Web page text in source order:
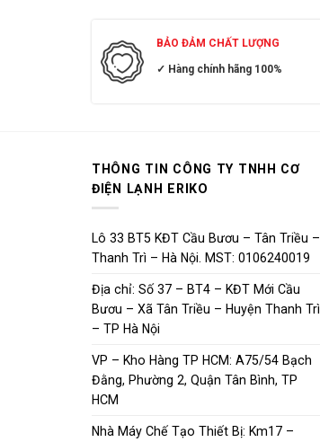
BẢO ĐẢM CHẤT LƯỢNG
✓ Hàng chính hãng 100%
THÔNG TIN CÔNG TY TNHH CƠ
ĐIỆN LẠNH ERIKO
Lô 33 BT5 KĐT Cầu Bươu – Tân Triều –
Thanh Trì – Hà Nội. MST: 0106240019
Địa chỉ: Số 37 – BT4 – KĐT Mới Cầu
Bươu – Xã Tân Triều – Huyện Thanh Trì
– TP Hà Nội
VP – Kho Hàng TP HCM: A75/54 Bạch
Đằng, Phường 2, Quận Tân Bình, TP
HCM
Nhà Máy Chế Tạo Thiết Bị: Km17 –